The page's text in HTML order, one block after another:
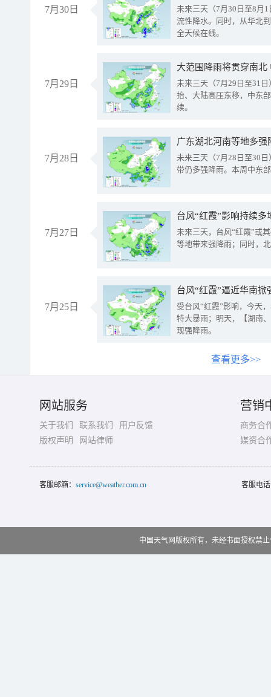
7月30日
未来三天（7月30日至8月
流性降水。同时，从华北
全天候在线。
7月29日
大范围降雨将贯穿南
未来三天（7月29日至31
抬、大陆高压东移，中东
续。
7月28日
广东湖北河南等地多
未来三天（7月28日至30
带仍多强降雨。本周中东
7月27日
台风“红霞”影响持续
未来三天，台风“红霞”或
等地带来强降雨；同时，
7月25日
台风“红霞”逼近华南
受台风“红霞”影响，今天
特大暴雨；明天，【湖南
现强降雨。
查看更多>>
网站服务
关于我们 联系我们
用户反馈
版权声明
网站律师
营销
商务合
媒资合
客服邮箱： service@weather.com.cn 客服电
中国天气网版权所有，未经书面授权